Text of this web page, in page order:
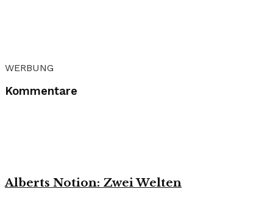
WERBUNG
Kommentare
Alberts Notion: Zwei Welten